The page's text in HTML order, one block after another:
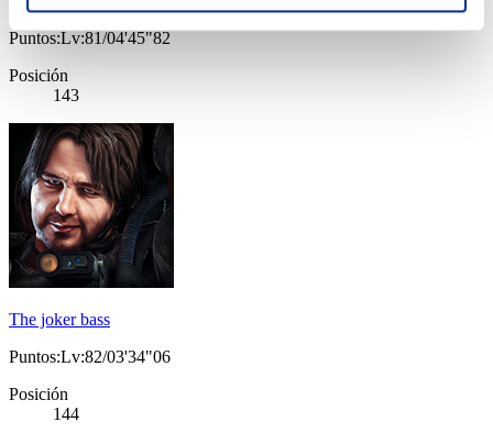
Puntos:Lv:81/04'45"82
Posición
143
The joker bass
Puntos:Lv:82/03'34"06
Posición
144